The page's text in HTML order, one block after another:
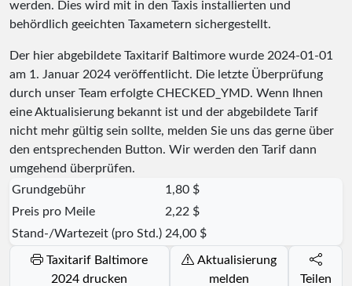
werden. Dies wird mit in den Taxis installierten und
behördlich geeichten Taxametern sichergestellt.
Der hier abgebildete Taxitarif Baltimore wurde 2024-01-01
am 1. Januar 2024 veröffentlicht. Die letzte Überprüfung
durch unser Team erfolgte CHECKED_YMD. Wenn Ihnen
eine Aktualisierung bekannt ist und der abgebildete Tarif
nicht mehr gültig sein sollte, melden Sie uns das gerne über
den entsprechenden Button. Wir werden den Tarif dann
umgehend überprüfen.
Grundgebühr
1,80 $
Preis pro Meile
2,22 $
Stand-/Wartezeit (pro Std.) 24,00 $
Taxitarif Baltimore
2024 drucken
Aktualisierung
melden
Teilen